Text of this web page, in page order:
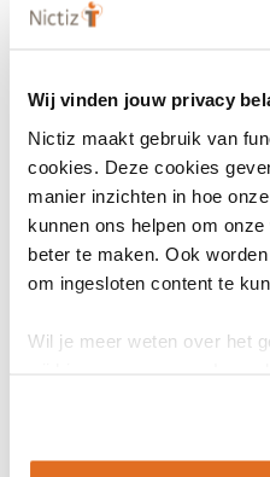
Wij vinden jouw privacy
Nictiz maakt gebruik van
cookies. Deze cookies
manier inzichten in hoe
kunnen ons helpen om
beter te maken. Ook
om ingesloten content te
Wil je meer weten over het
Status
Datum release
21 maart 2018
Bronnen
Specificaties